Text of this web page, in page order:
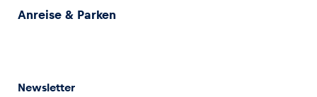
Anreise & Parken
Newsletter